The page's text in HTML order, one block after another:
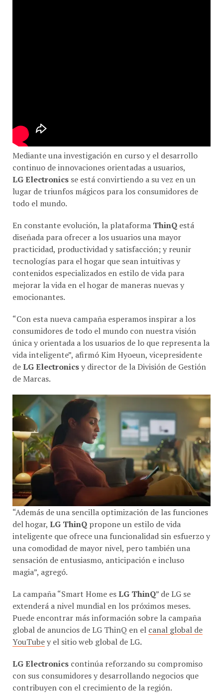
Mediante una investigación en curso y el desarrollo
continuo de innovaciones orientadas a usuarios,
LG Electronicsse está convirtiendo a su vez en un
lugar de triunfos mágicos para los consumidores de
todo el mundo.
En constante evolución, la plataforma ThinQ
está
diseñada para ofrecer a los usuarios una mayor
practicidad, productividad y satisfacción; y reunir
tecnologías para el hogar que sean intuitivas y
contenidos especializados en estilo de vida para
mejorar la vida en el hogar de maneras nuevas y
emocionantes.
“Con esta nueva campaña esperamos inspirar a los
consumidores de todo el mundo con nuestra visión
única y orientada a los usuarios de lo que representa la
vida inteligente”, afirmó Kim Hyoeun, vicepresidente
deLG Electronicsy director de la División de Gestión
de Marcas.
“Además de una sencilla optimización de las funciones
del hogar,LG ThinQpropone un estilo de vida
inteligente que ofrece una funcionalidad sin esfuerzo y
una comodidad de mayor nivel, pero también una
sensación de entusiasmo, anticipación e incluso
magia”, agregó.
La campaña “Smart Home es LG ThinQ” de LG se
extenderá a nivel mundial en los próximos meses.
Puede encontrar más información sobre la campaña
global de anuncios de LG ThinQ en elcanal global de
YouTube y el sitio web global de LG.
LG Electronics
continúa reforzando su compromiso
con sus consumidores y desarrollando negocios que
contribuyen con el crecimiento de la región.